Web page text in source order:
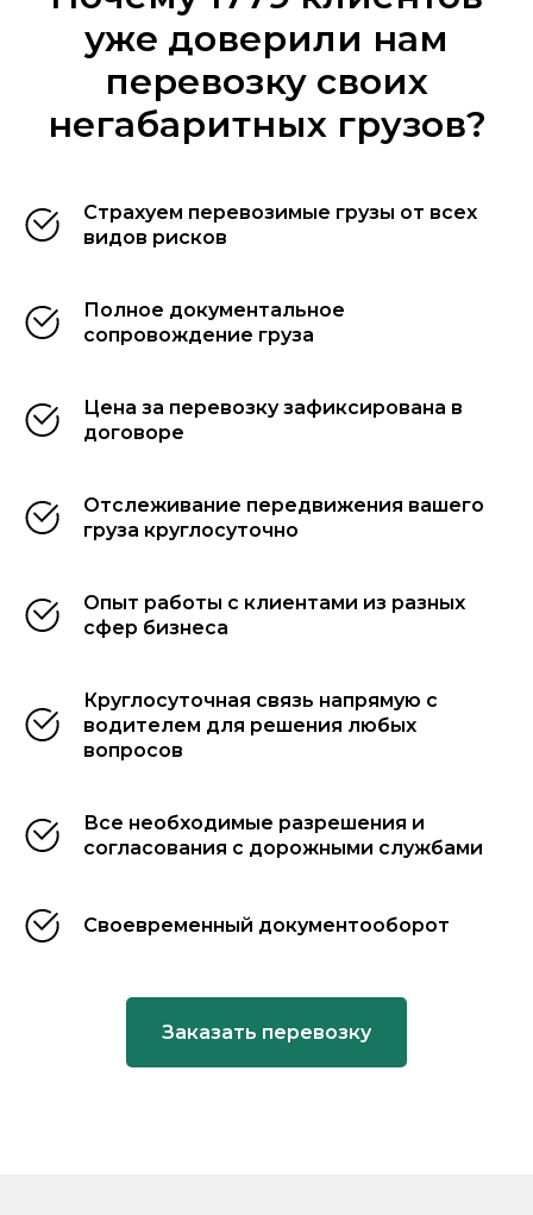
уже доверили нам
перевозку своих
негабаритных грузов?
Cтрахуем перевозимые грузы от всех
видов рисков
Полное документальное
сопровождение груза
Цена за перевозку зафиксирована в
договоре
Отслеживание передвижения вашего
груза круглосуточно
Опыт работы с клиентами из разных
сфер бизнеса
Круглосуточная связь напрямую с
водителем для решения любых
вопросов
Все необходимые разрешения и
согласования с дорожными службами
Своевременный документооборот
Заказать перевозку